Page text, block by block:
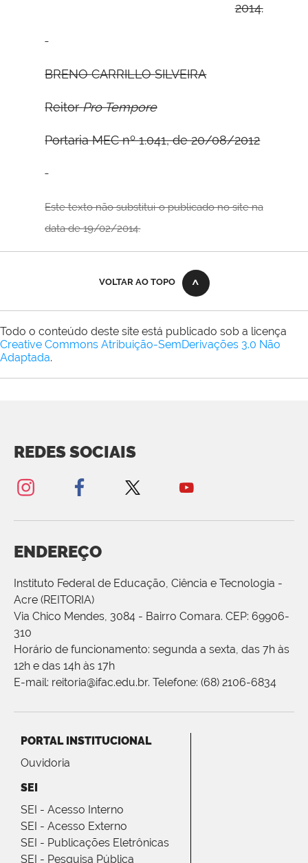
2014.
BRENOCARRILLOSILVEIRA
ReitorPro Tempore
Portaria MEC nº 1.041, de 20/08/2012
Este texto não substitui o publicado no site na
data de 19/02/2014.
VOLTAR AO TOPO
Todo o conteúdo deste site está publicado sob a licença
Creative Commons Atribuição-SemDerivações 3.0 Não
Adaptada.
REDES SOCIAIS
ENDEREÇO
Instituto Federal de Educação, Ciência e Tecnologia -
Acre (REITORIA)
Via Chico Mendes, 3084 - Bairro Comara. CEP: 69906-
310
Horário de funcionamento: segunda a sexta, das 7h às
12h e das 14h às 17h
E-mail: reitoria@ifac.edu.br. Telefone: (68) 2106-6834
PORTAL INSTITUCIONAL
Ouvidoria
SEI
SEI - Acesso Interno
SEI - Acesso Externo
SEI - Publicações Eletrônicas
SEI - Pesquisa Pública